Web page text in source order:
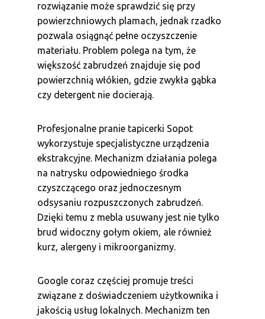
rozwiązanie może sprawdzić się przy
powierzchniowych plamach, jednak rzadko
pozwala osiągnąć pełne oczyszczenie
materiału. Problem polega na tym, że
większość zabrudzeń znajduje się pod
powierzchnią włókien, gdzie zwykła gąbka
czy detergent nie docierają.
Profesjonalne pranie tapicerki Sopot
wykorzystuje specjalistyczne urządzenia
ekstrakcyjne. Mechanizm działania polega
na natrysku odpowiedniego środka
czyszczącego oraz jednoczesnym
odsysaniu rozpuszczonych zabrudzeń.
Dzięki temu z mebla usuwany jest nie tylko
brud widoczny gołym okiem, ale również
kurz, alergeny i mikroorganizmy.
Google coraz częściej promuje treści
związane z doświadczeniem użytkownika i
jakością usług lokalnych. Mechanizm ten